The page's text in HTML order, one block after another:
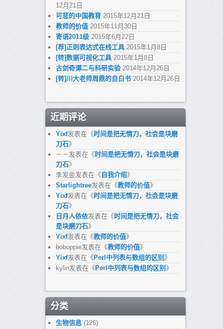
12月21日
可悲的中国教育 2015年12月21日
教师的价值 2015年11月30日
寄语2011级 2015年6月22日
[荐]正则表达式在线工具 2015年1月8日
[转]数据可视化工具 2015年1月8日
古剑奇谭二与科研实验 2014年12月26日
[转]川大老师周鼎的自白书 2014年12月26日
近期评论
Yixf发表在《 时间是把无情刀，社会是块磨
刀石》
－－发表在《 时间是把无情刀，社会是块磨
刀石》
李发金发表在《 自我介绍》
Starlightree发表在《教师的价值》
Yixf发表在《 时间是把无情刀，社会是块磨
刀石》
日月人依依发表在《 时间是把无情刀，社会
是块磨刀石》
Yixf发表在《教师的价值》
boboppie发表在《教师的价值》
Yixf发表在《 Perl中列表与数组的区别 》
kylin发表在《 Perl中列表与数组的区别 》
分类
生物信息(126)